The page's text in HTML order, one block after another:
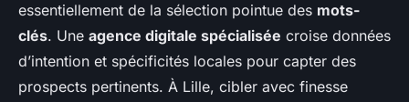
essentiellement de la sélection pointue des mots-
clés. Une agence digitale spécialisée croise données
d’intention et spécificités locales pour capter des
prospects pertinents. À Lille, cibler avec finesse